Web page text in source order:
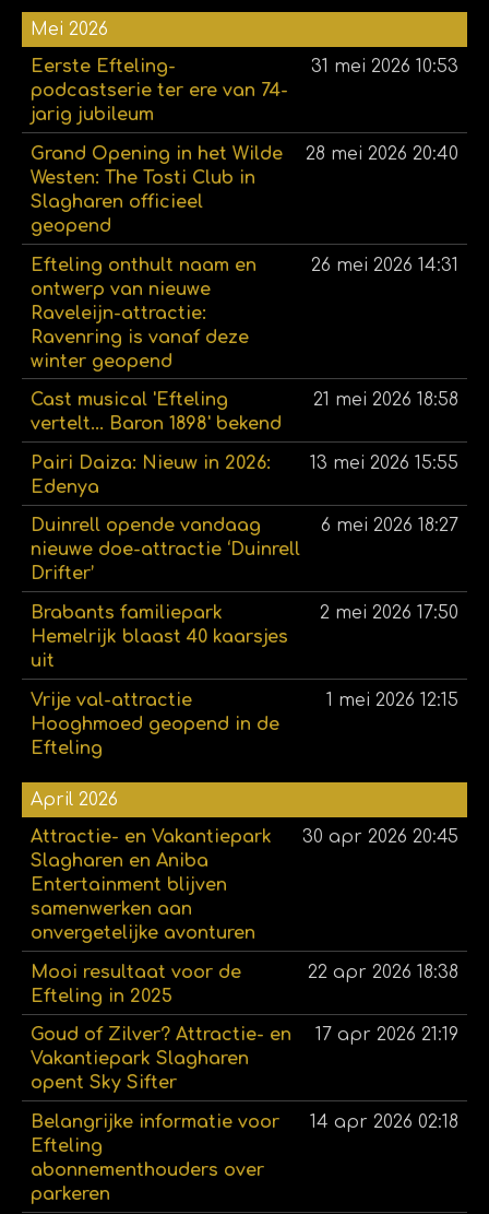
Mei 2026
Eerste Efteling-
podcastserie ter ere van 74-
jarig jubileum
31 mei 2026 10:53
Grand Opening in het Wilde
Westen: The Tosti Club in
Slagharen officieel
geopend
28 mei 2026 20:40
Efteling onthult naam en
ontwerp van nieuwe
Raveleijn-attractie:
Ravenring is vanaf deze
winter geopend
26 mei 2026 14:31
Cast musical 'Efteling
vertelt... Baron 1898' bekend
21 mei 2026 18:58
Pairi Daiza: Nieuw in 2026:
Edenya
13 mei 2026 15:55
Duinrell opende vandaag
nieuwe doe-attractie ‘Duinrell
Drifter’
6 mei 2026 18:27
Brabants familiepark
Hemelrijk blaast 40 kaarsjes
uit
2 mei 2026 17:50
Vrije val-attractie
Hooghmoed geopend in de
Efteling
1 mei 2026 12:15
April 2026
Attractie- en Vakantiepark
Slagharen en Aniba
Entertainment blijven
samenwerken aan
onvergetelijke avonturen
30 apr 2026 20:45
Mooi resultaat voor de
Efteling in 2025
22 apr 2026 18:38
Goud of Zilver? Attractie- en
Vakantiepark Slagharen
opent Sky Sifter
17 apr 2026 21:19
Belangrijke informatie voor
Efteling
abonnementhouders over
parkeren
14 apr 2026 02:18